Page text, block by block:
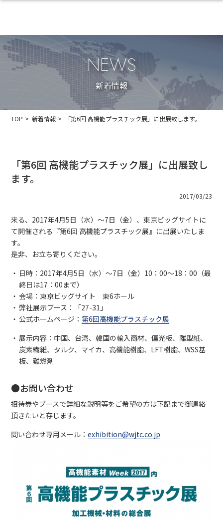
NEWS
新着情報
TOP 新着情報 「第6回 高機能プラスチック展」に出展致します。
「第6回 高機能プラスチック展」に出展致し
ます。
2017/03/23
来る、2017年4月5日（水）～7日（金）、東京ビッグサイトに
て開催される『第6回 高機能プラスチック展』に出展いたしま
す。
是非、お立ち寄りください。
日時：2017年4月5日（水）～7日（金）10：00～18：00（最
終日は17：00まで）
会場：東京ビッグサイト 東6ホール
弊社展示ブース：「27-31」
公式ホームページ：第6回高機能プラスチック展
展示内容：中国、台湾、韓国の輸入商材、偏光板、離型紙、
炭素繊維、タルク、マイカ、高機能樹脂、LFT樹脂、WSS基
板、難燃剤
●お問い合わせ
招待券やブースで詳細な説明等をご希望の方は下記まで御連絡
頂きたいと存じます。
問い合わせ専用メール：exhibition@wjtc.co.jp